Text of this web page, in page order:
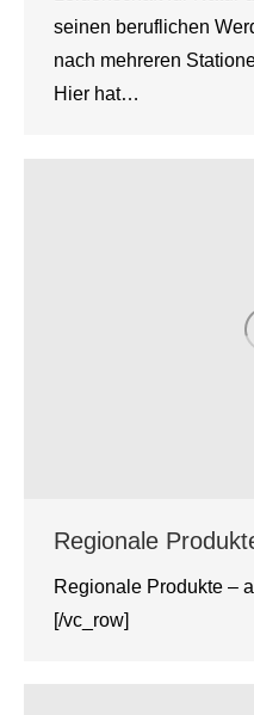
seinen beruflichen
nach mehreren
Hier hat…
Regionale
Regionale Produkte –
[/vc_row]